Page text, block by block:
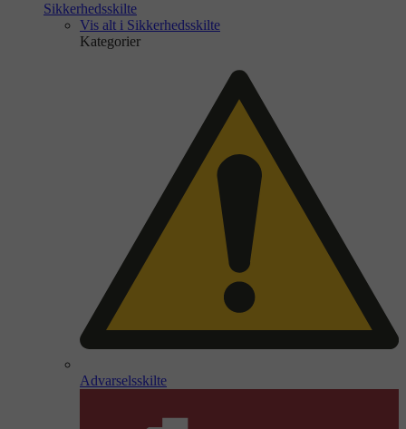
Sikkerhedsskilte
Vis alt i Sikkerhedsskilte
Kategorier
Advarselsskilte